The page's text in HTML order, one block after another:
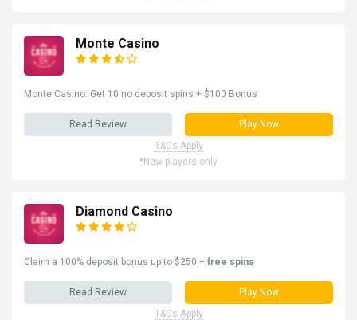
Monte Casino
Monte Casino: Get 10 no deposit spins + $100 Bonus
Read Review
Play Now
T&Cs Apply
*New players only
Diamond Casino
Claim a 100% deposit bonus up to $250 + free spins
Read Review
Play Now
T&Cs Apply